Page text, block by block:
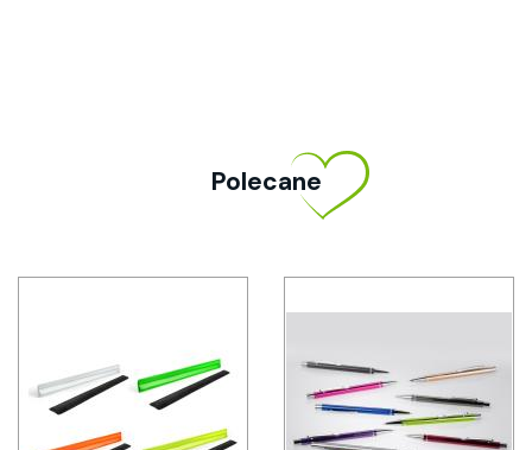
Polecane